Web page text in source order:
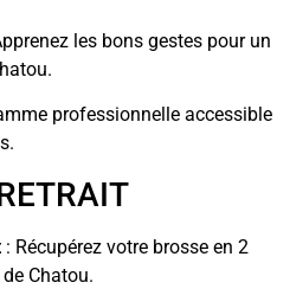
les bons gestes pour un
professionnelle accessible
: Récupérez votre brosse en 2
Chatou.